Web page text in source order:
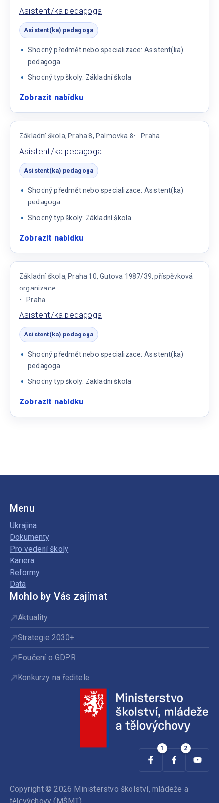
stupni
základní
školy
Asistent/ka pedagoga
Asistent(ka) pedagoga
Shodný předmět nebo specializace: Asistent(ka)
pedagoga
Shodný typ školy: Základní škola
Zobrazit nabídku:
pedagoga
Základní škola, Praha 8, Palmovka 8 Praha
Asistent/ka pedagoga
Asistent(ka) pedagoga
Shodný předmět nebo specializace: Asistent(ka)
pedagoga
Shodný typ školy: Základní škola
Zobrazit nabídku:
pedagoga
Základní škola, Praha 10, Gutova 1987/39, příspěvková
organizace
Praha
Asistent/ka pedagoga
Asistent(ka) pedagoga
Shodný předmět nebo specializace: Asistent(ka)
pedagoga
Shodný typ školy: Základní škola
Zobrazit nabídku:
Menu
Ukrajina
Dokumenty
Pro vedení školy
Kariéra
Reformy
Data
Mohlo by Vás zajímat
Aktuality
Strategie 2030+
Poučení o GDPR
Konkurzy na ředitele
Copyright © 2026 Ministerstvo školství, mládeže a
tělovýchovy (MŠMT).